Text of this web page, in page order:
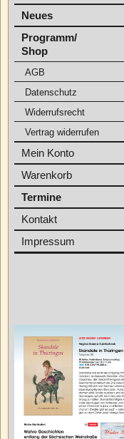
Neues
Programm/
Shop
AGB
Datenschutz
Widerrufsrecht
Vertrag widerrufen
Mein Konto
Warenkorb
Termine
Kontakt
Impressum